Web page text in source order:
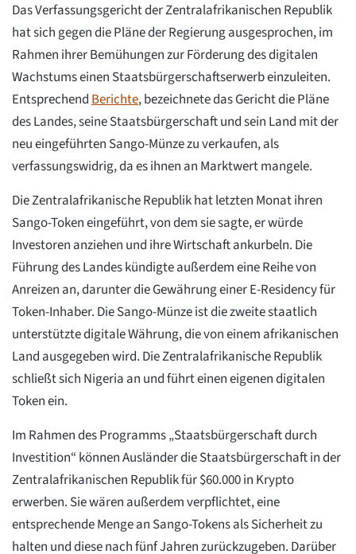
Das Verfassungsgericht der Zentralafrikanischen Republik
hat sich gegen die Pläne der Regierung ausgesprochen, im
Rahmen ihrer Bemühungen zur Förderung des digitalen
Wachstums einen Staatsbürgerschaftserwerb einzuleiten.
EntsprechendBerichte, bezeichnete das Gericht die Pläne
des Landes, seine Staatsbürgerschaft und sein Land mit der
neu eingeführten Sango-Münze zu verkaufen, als
verfassungswidrig, da es ihnen an Marktwert mangele.
Die Zentralafrikanische Republik hat letzten Monat ihren
Sango-Token eingeführt, von dem sie sagte, er würde
Investoren anziehen und ihre Wirtschaft ankurbeln. Die
Führung des Landes kündigte außerdem eine Reihe von
Anreizen an, darunter die Gewährung einer E-Residency für
Token-Inhaber. Die Sango-Münze ist die zweite staatlich
unterstützte digitale Währung, die von einem afrikanischen
Land ausgegeben wird. Die Zentralafrikanische Republik
schließt sich Nigeria an und führt einen eigenen digitalen
Token ein.
Im Rahmen des Programms „Staatsbürgerschaft durch
Investition“ können Ausländer die Staatsbürgerschaft in der
Zentralafrikanischen Republik für $60.000 in Krypto
erwerben. Sie wären außerdem verpflichtet, eine
entsprechende Menge an Sango-Tokens als Sicherheit zu
halten und diese nach fünf Jahren zurückzugeben. Darüber